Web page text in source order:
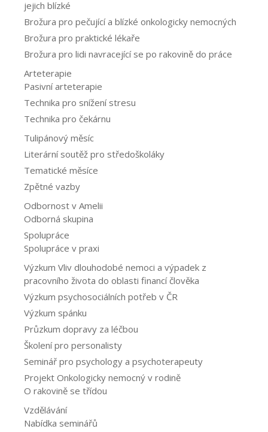
jejich blízké
Brožura pro pečující a blízké onkologicky nemocných
Brožura pro praktické lékaře
Brožura pro lidi navracející se po rakovině do práce
Arteterapie
Pasivní arteterapie
Technika pro snížení stresu
Technika pro čekárnu
Tulipánový měsíc
Literární soutěž pro středoškoláky
Tematické měsíce
Zpětné vazby
Odbornost v Amelii
Odborná skupina
Spolupráce
Spolupráce v praxi
Výzkum Vliv dlouhodobé nemoci a výpadek z
pracovního života do oblasti financí člověka
Výzkum psychosociálních potřeb v ČR
Výzkum spánku
Průzkum dopravy za léčbou
Školení pro personalisty
Seminář pro psychology a psychoterapeuty
Projekt Onkologicky nemocný v rodině
O rakovině se třídou
Vzdělávání
Nabídka seminářů